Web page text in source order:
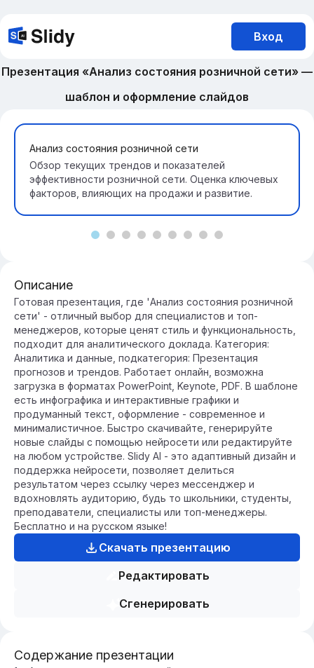
Вход
Презентация «Анализ состояния розничной сети» —
шаблон и оформление слайдов
Анализ состояния розничной сети
Обзор текущих трендов и показателей
эффективности розничной сети. Оценка ключевых
факторов, влияющих на продажи и развитие.
Описание
Готовая презентация, где 'Анализ состояния розничной
сети' - отличный выбор для специалистов и топ-
менеджеров, которые ценят стиль и функциональность,
подходит для аналитического доклада. Категория:
Аналитика и данные, подкатегория: Презентация
прогнозов и трендов. Работает онлайн, возможна
загрузка в форматах PowerPoint, Keynote, PDF. В шаблоне
есть инфографика и интерактивные графики и
продуманный текст, оформление - современное и
минималистичное. Быстро скачивайте, генерируйте
новые слайды с помощью нейросети или редактируйте
на любом устройстве. Slidy AI - это адаптивный дизайн и
поддержка нейросети, позволяет делиться
результатом через ссылку через мессенджер и
вдохновлять аудиторию, будь то школьники, студенты,
преподаватели, специалисты или топ-менеджеры.
Бесплатно и на русском языке!
Скачать презентацию
Редактировать
Сгенерировать
Содержание презентации